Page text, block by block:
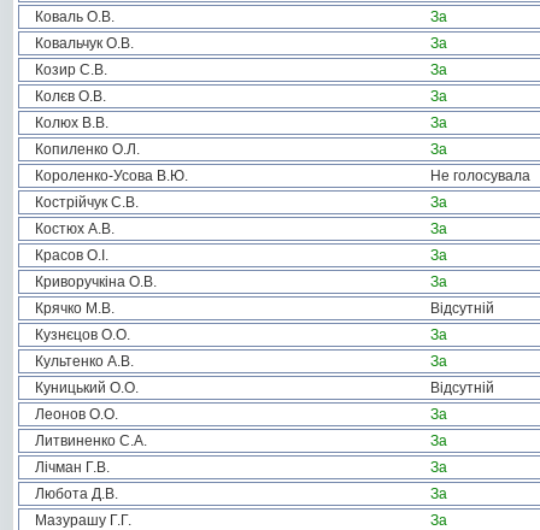
Коваль О.В.
За
Ковальчук О.В.
За
Козир С.В.
За
Колєв О.В.
За
Колюх В.В.
За
Копиленко О.Л.
За
Короленко-Усова В.Ю.
Не голосувала
Кострійчук С.В.
За
Костюх А.В.
За
Красов О.І.
За
Криворучкіна О.В.
За
Крячко М.В.
Відсутній
Кузнєцов О.О.
За
Культенко А.В.
За
Куницький О.О.
Відсутній
Леонов О.О.
За
Литвиненко С.А.
За
Лічман Г.В.
За
Любота Д.В.
За
Мазурашу Г.Г.
За